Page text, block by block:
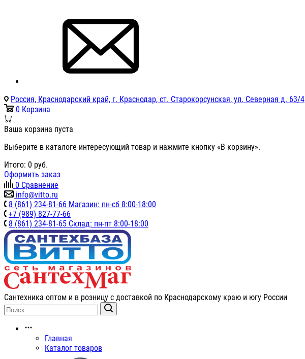
Россия, Краснодарский край, г. Краснодар, ст. Старокорсунская, ул. Северная д. 63/4
0 Корзина
Ваша корзина пуста
Выберите в каталоге интересующий товар и нажмите кнопку «В корзину».
Итого: 0 руб.
Оформить заказ
0 Сравнение
info@vitto.ru
8 (861) 234-81-66 Магазин: пн-сб 8:00-18:00
+7 (989) 827-77-66
8 (861) 234-81-65 Склад: пн-пт 8:00-18:00
Сантехника оптом и в розницу с доставкой по Краснодарскому краю и югу России
Главная
Каталог товаров